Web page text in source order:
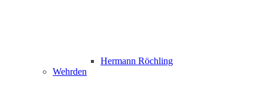
Hermann Röchling
Wehrden